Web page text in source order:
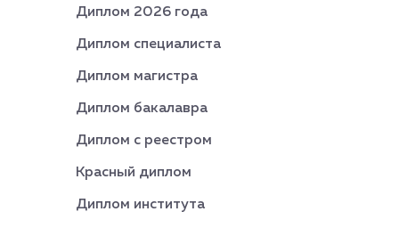
Диплом 2026 года
Диплом специалиста
Диплом магистра
Диплом бакалавра
Диплом с реестром
Красный диплом
Диплом института